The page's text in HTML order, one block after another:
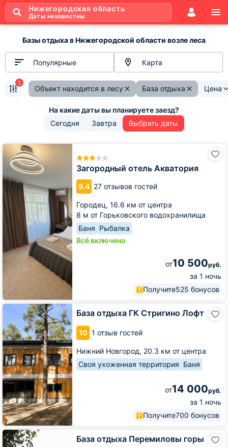
Нижегородская область
Даты неизвестны
Базы отдыха в Нижегородской области возле леса
Популярные Карта
Объект находится в лесу База отдыха Цена
2
Сегодня Завтра Выбрать даты
Загородный отель Акватория
9.4 27 отзывов гостей
Городец, 16.6 км от центра
8 м от Горьковского водохранилища
Баня Рыбалка
Всё включено
от10 500руб.
за 1 ночь
Получите525 бонусов
Загородный
отель
Акватория
База отдыха ГК Стригино Лофт
10 1 отзыв гостей
Нижний Новгород, 20.3 км от центра
Своя ухоженная территория Баня
от14 000руб.
за 1 ночь
Получите700 бонусов
База
отдыха
ГК
Стригино
Лофт
База отдыха Перемиловы горы
База
отдыха